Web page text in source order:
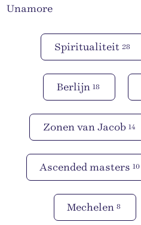
Unamore
Spiritualiteit 28
Berlijn 18
Zonen van Jacob 14
Ascended masters 10
Mechelen 8